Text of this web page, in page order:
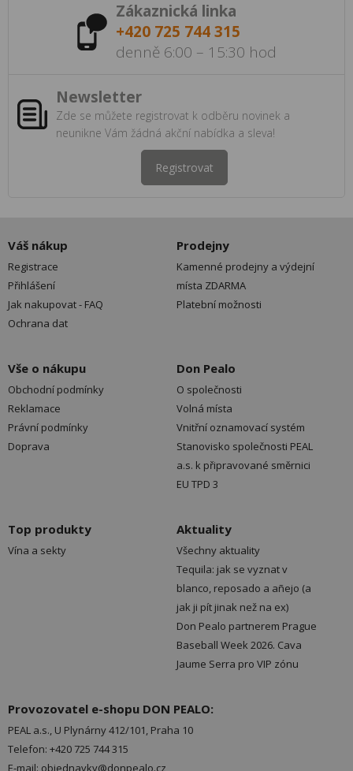
Zákaznická linka
+420 725 744 315
denně 6:00 – 15:30 hod
Newsletter
Zde se můžete registrovat k odběru novinek a
neunikne Vám žádná akční nabídka a sleva!
Registrovat
Váš nákup
Registrace
Přihlášení
Jak nakupovat - FAQ
Ochrana dat
Prodejny
Kamenné prodejny a výdejní
místa ZDARMA
Platební možnosti
Vše o nákupu
Obchodní podmínky
Reklamace
Právní podmínky
Doprava
Don Pealo
O společnosti
Volná místa
Vnitřní oznamovací systém
Stanovisko společnosti PEAL
a.s. k připravované směrnici
EU TPD 3
Top produkty
Vína a sekty
Aktuality
Všechny aktuality
Tequila: jak se vyznat v
blanco, reposado a añejo (a
jak ji pít jinak než na ex)
Don Pealo partnerem Prague
Baseball Week 2026. Cava
Jaume Serra pro VIP zónu
Provozovatel e-shopu DON PEALO:
PEAL a.s., U Plynárny 412/101, Praha 10
Telefon: +420 725 744 315
E-mail: objednavky@donpealo.cz